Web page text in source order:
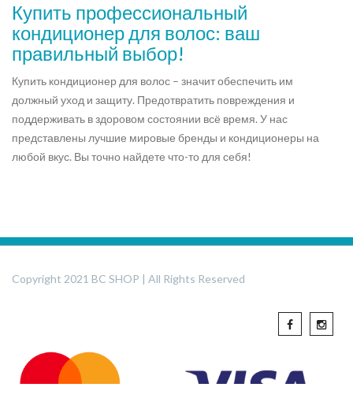
Купить профессиональный
кондиционер для волос: ваш
правильный выбор!
Купить кондиционер для волос – значит обеспечить им
должный уход и защиту. Предотвратить повреждения и
поддерживать в здоровом состоянии всё время. У нас
представлены лучшие мировые бренды и кондиционеры на
любой вкус. Вы точно найдете что-то для себя!
Copyright 2021 BC SHOP | All Rights Reserved